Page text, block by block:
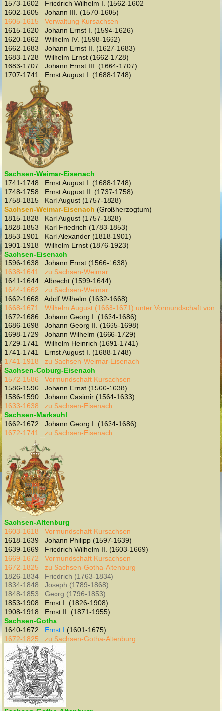
1573-1602 Friedrich Wilhelm I. (1562-1602
1602-1605 Johann III. (1570-1605)
1605-1615 Verwaltung Kursachsen
1615-1620 Johann Ernst I. (1594-1626)
1620-1662 Wilhelm IV. (1598-1662)
1662-1683 Johann Ernst II. (1627-1683)
1683-1728 Wilhelm Ernst (1662-1728)
1683-1707 Johann Ernst III. (1664-1707)
1707-1741 Ernst August I. (1688-1748)
Sachsen-Weimar-Eisenach
1741-1748 Ernst August I. (1688-1748)
1748-1758 Ernst August II. (1737-1758)
1758-1815 Karl August (1757-1828)
Sachsen-Weimar-Eisenach (Großherzogtum)
1815-1828 Karl August (1757-1828)
1828-1853 Karl Friedrich (1783-1853)
1853-1901 Karl Alexander (1818-1901)
1901-1918 Wilhelm Ernst (1876-1923)
Sachsen-Eisenach
1596-1638 Johann Ernst (1566-1638)
1638-1641 zu Sachsen-Weimar
1641-1644 Albrecht (1599-1644)
1644-1662 zu Sachsen-Weimar
1662-1668 Adolf Wilhelm (1632-1668)
1668-1671 Wilhelm August (1668-1671) unter Vormundschaft von
1672-1686 Johann Georg I. (1634-1686)
1686-1698 Johann Georg II. (1665-1698)
1698-1729 Johann Wilhelm (1666-1729)
1729-1741 Wilhelm Heinrich (1691-1741)
1741-1741 Ernst August I. (1688-1748)
1741-1918 zu Sachsen-Weimar-Eisenach
Sachsen-Coburg-Eisenach
1572-1586 Vormundschaft Kursachsen
1586-1596 Johann Ernst (1566-1638)
1586-1590 Johann Casimir (1564-1633)
1633-1638 zu Sachsen-Eisenach
Sachsen-Marksuhl
1662-1672 Johann Georg I. (1634-1686)
1672-1741 zu Sachsen-Eisenach
Sachsen-Altenburg
1603-1618 Vormundschaft Kursachsen
1618-1639 Johann Philipp (1597-1639)
1639-1669 Friedrich Wilhelm II. (1603-1669)
1669-1672 Vormundschaft Kursachsen
1672-1825 zu Sachsen-Gotha-Altenburg
1826-1834 Friedrich (1763-1834)
1834-1848 Joseph (1789-1868)
1848-1853 Georg (1796-1853)
1853-1908 Ernst I. (1826-1908)
1908-1918 Ernst II. (1871-1955)
Sachsen-Gotha
1640-1672 Ernst I. (1601-1675)
1672-1825 zu Sachsen-Gotha-Altenburg